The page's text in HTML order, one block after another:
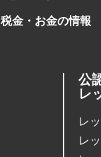
税金・お金の情報
公
レ
レ
レ